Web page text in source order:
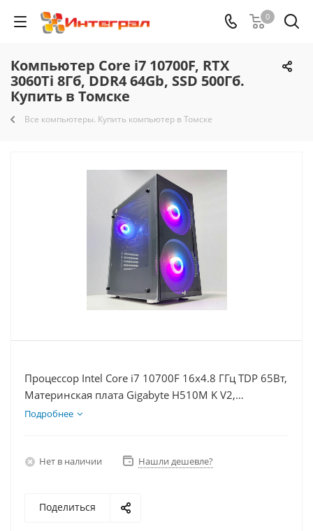
0
Компьютер Core i7 10700F, RTX
3060Ti 8Гб, DDR4 64Gb, SSD 500Гб.
Купить в Томске
Все компьютеры. Купить компьютер в Томске
Процессор Intel Core i7 10700F 16x4.8 ГГц TDP 65Вт,
Материнская плата Gigabyte H510M K V2,
Видеокарта RTX 3060Ti 8Гб, Память DDR4 64Gb,
Подробнее
Нет в наличии Нашли дешевле?
Поделиться